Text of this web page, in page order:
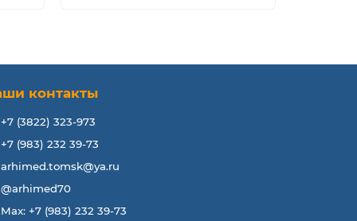
контакты
+7 (3822) 323-973
+7 (983) 232 39-73
arhimed.tomsk@ya.ru
@arhimed70
Max: +7 (983) 232 39-73